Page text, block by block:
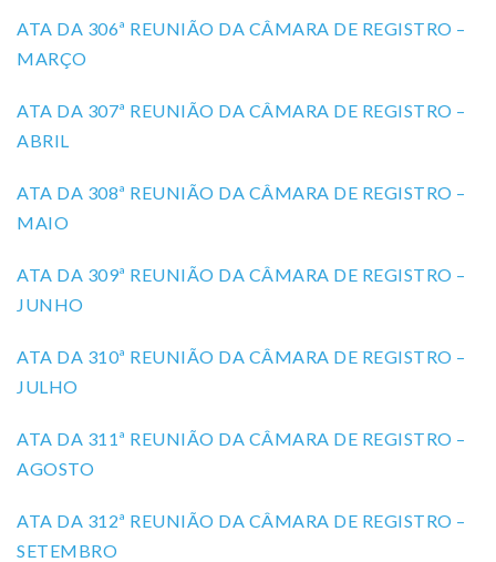
ATA DA 306ª REUNIÃO DA CÂMARA DE REGISTRO –
MARÇO
ATA DA 307ª REUNIÃO DA CÂMARA DE REGISTRO –
ABRIL
ATA DA 308ª REUNIÃO DA CÂMARA DE REGISTRO –
MAIO
ATA DA 309ª REUNIÃO DA CÂMARA DE REGISTRO –
JUNHO
ATA DA 310ª REUNIÃO DA CÂMARA DE REGISTRO –
JULHO
ATA DA 311ª REUNIÃO DA CÂMARA DE REGISTRO –
AGOSTO
ATA DA 312ª REUNIÃO DA CÂMARA DE REGISTRO –
SETEMBRO